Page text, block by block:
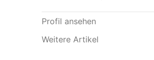
Profil ansehen
Weitere Artikel